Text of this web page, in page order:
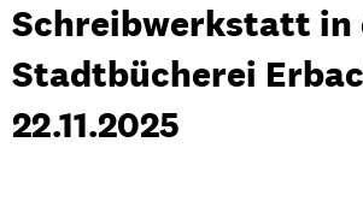
Schreibwerkstatt in
Stadtbücherei
22.11.2025